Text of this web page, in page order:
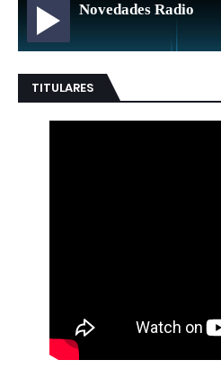
Novedades Radio
TITULARES